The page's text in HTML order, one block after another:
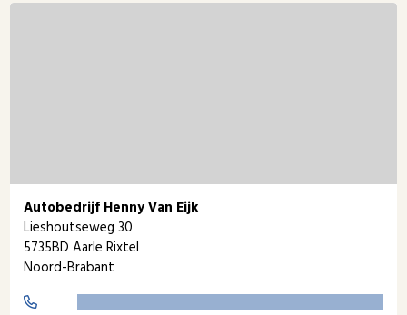
Autobedrijf Henny Van Eijk
Lieshoutseweg 30
5735BD Aarle Rixtel
Noord-Brabant